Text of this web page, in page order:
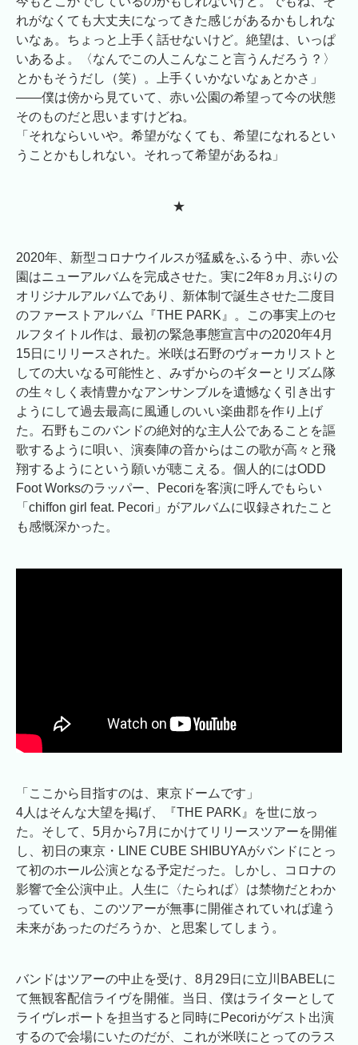
れがなくても大丈夫になってきた感じがあるかもしれな
いなぁ。ちょっと上手く話せないけど。絶望は、いっぱ
いあるよ。〈なんでこの人こんなこと言うんだろう？〉
とかもそうだし（笑）。上手くいかないなぁとかさ」
――僕は傍から見ていて、赤い公園の希望って今の状態
そのものだと思いますけどね。
「それならいいや。希望がなくても、希望になれるとい
うことかもしれない。それって希望があるね」
★
2020年、新型コロナウイルスが猛威をふるう中、赤い公
園はニューアルバムを完成させた。実に2年8ヵ月ぶりの
オリジナルアルバムであり、新体制で誕生させた二度目
のファーストアルバム『THE PARK』。この事実上のセ
ルフタイトル作は、最初の緊急事態宣言中の2020年4月
15日にリリースされた。米咲は石野のヴォーカリストと
しての大いなる可能性と、みずからのギターとリズム隊
の生々しく表情豊かなアンサンブルを遺憾なく引き出す
ようにして過去最高に風通しのいい楽曲郡を作り上げ
た。石野もこのバンドの絶対的な主人公であることを謳
歌するように唄い、演奏陣の音からはこの歌が高々と飛
翔するようにという願いが聴こえる。個人的にはODD
Foot Worksのラッパー、Pecoriを客演に呼んでもらい
「chiffon girl feat. Pecori」がアルバムに収録されたこと
も感慨深かった。
「ここから目指すのは、東京ドームです」
4人はそんな大望を掲げ、『THE PARK』を世に放っ
た。そして、5月から7月にかけてリリースツアーを開催
し、初日の東京・LINE CUBE SHIBUYAがバンドにとっ
て初のホール公演となる予定だった。しかし、コロナの
影響で全公演中止。人生に〈たられば〉は禁物だとわか
っていても、このツアーが無事に開催されていれば違う
未来があったのだろうか、と思案してしまう。
バンドはツアーの中止を受け、8月29日に立川BABELに
て無観客配信ライヴを開催。当日、僕はライターとして
ライヴレポートを担当すると同時にPecoriがゲスト出演
するので会場にいたのだが、これが米咲にとってのラス